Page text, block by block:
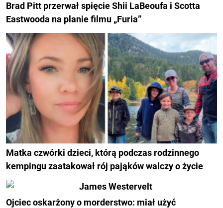
Brad Pitt przerwał spięcie Shii LaBeoufa i Scotta
Eastwooda na planie filmu „Furia”
Matka czwórki dzieci, którą podczas rodzinnego
kempingu zaatakował rój pająków walczy o życie
Ojciec oskarżony o morderstwo: miał użyć